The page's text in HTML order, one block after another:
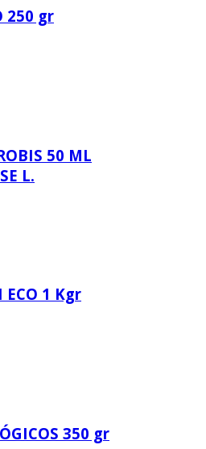
250 gr
50 ML
L.
ECO 1 Kgr
350 gr